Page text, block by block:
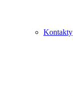
Kontakty